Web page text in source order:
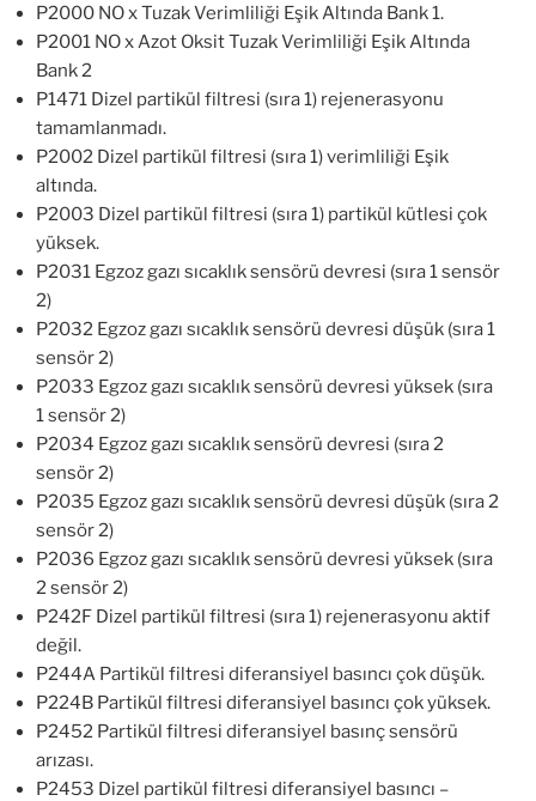
P2000 NO x Tuzak Verimliliği Eşik Altında Bank 1.
P2001 NO x Azot Oksit Tuzak Verimliliği Eşik Altında
Bank 2
P1471 Dizel partikül filtresi (sıra 1) rejenerasyonu
tamamlanmadı.
P2002 Dizel partikül filtresi (sıra 1) verimliliği Eşik
altında.
P2003 Dizel partikül filtresi (sıra 1) partikül kütlesi çok
yüksek.
P2031 Egzoz gazı sıcaklık sensörü devresi (sıra 1 sensör
2)
P2032 Egzoz gazı sıcaklık sensörü devresi düşük (sıra 1
sensör 2)
P2033 Egzoz gazı sıcaklık sensörü devresi yüksek (sıra
1 sensör 2)
P2034 Egzoz gazı sıcaklık sensörü devresi (sıra 2
sensör 2)
P2035 Egzoz gazı sıcaklık sensörü devresi düşük (sıra 2
sensör 2)
P2036 Egzoz gazı sıcaklık sensörü devresi yüksek (sıra
2 sensör 2)
P242F Dizel partikül filtresi (sıra 1) rejenerasyonu aktif
değil.
P244A Partikül filtresi diferansiyel basıncı çok düşük.
P224B Partikül filtresi diferansiyel basıncı çok yüksek.
P2452 Partikül filtresi diferansiyel basınç sensörü
arızası.
P2453 Dizel partikül filtresi diferansiyel basıncı –